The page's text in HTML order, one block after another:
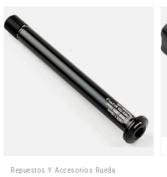
Repuestos Y Accesorios Rueda